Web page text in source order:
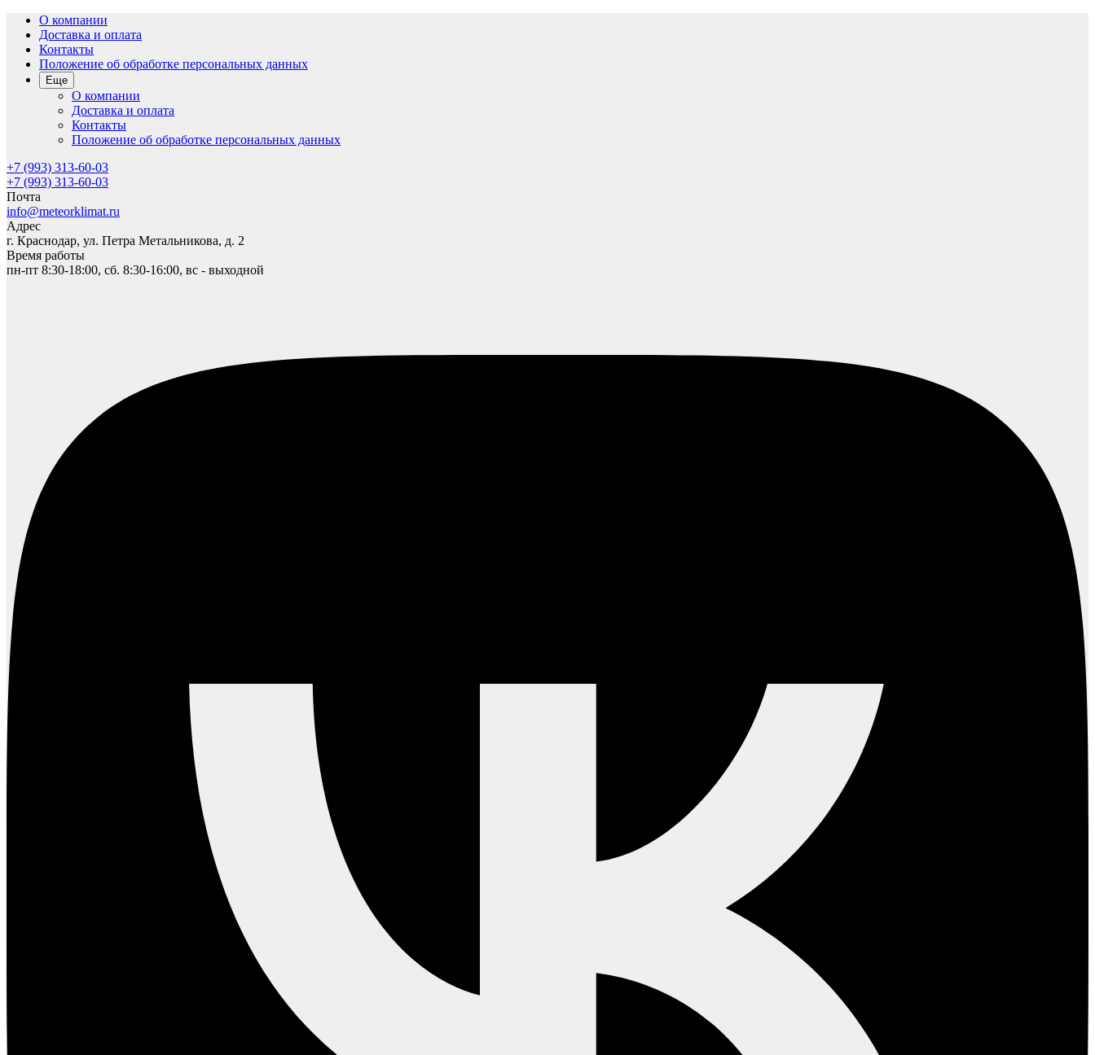
О компании
Доставка и оплата
Контакты
Положение об обработке персональных данных
Еще
О компании
Доставка и оплата
Контакты
Положение об обработке персональных данных
+7 (993) 313-60-03
+7 (993) 313-60-03
Почта
info@meteorklimat.ru
Адрес
г. Краснодар, ул. Петра Метальникова, д. 2
Время работы
пн-пт 8:30-18:00, сб. 8:30-16:00, вс - выходной